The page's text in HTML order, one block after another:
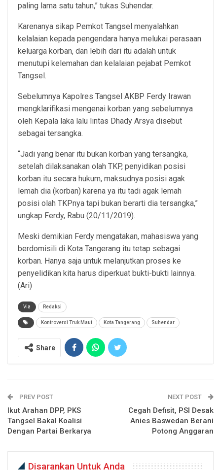
paling lama satu tahun,” tukas Suhendar.
Karenanya sikap Pemkot Tangsel menyalahkan
kelalaian kepada pengendara hanya melukai perasaan
keluarga korban, dan lebih dari itu adalah untuk
menutupi kelemahan dan kelalaian pejabat Pemkot
Tangsel.
Sebelumnya Kapolres Tangsel AKBP Ferdy Irawan
mengklarifikasi mengenai korban yang sebelumnya
oleh Kepala laka lalu lintas Dhady Arsya disebut
sebagai tersangka.
“Jadi yang benar itu bukan korban yang tersangka,
setelah dilaksanakan olah TKP, penyidikan posisi
korban itu secara hukum, maksudnya posisi agak
lemah dia (korban) karena ya itu tadi agak lemah
posisi olah TKPnya tapi bukan berarti dia tersangka,”
ungkap Ferdy, Rabu (20/11/2019).
Meski demikian Ferdy mengatakan, mahasiswa yang
berdomisili di Kota Tangerang itu tetap sebagai
korban. Hanya saja untuk melanjutkan proses ke
penyelidikan kita harus diperkuat bukti-bukti lainnya.
(Ari)
Via Redaksi
Kontroversi Truk Maut Kota Tangerang Suhendar
Share
PREV POST
Ikut Arahan DPP, PKS
Tangsel Bakal Koalisi
Dengan Partai Berkarya
NEXT POST
Cegah Defisit, PSI Desak
Anies Baswedan Berani
Potong Anggaran
Disarankan Untuk Anda